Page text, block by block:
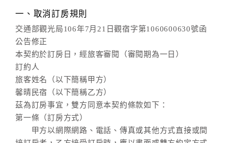
一、取消訂房規則
交通部觀光局106年7月21日觀宿字第1060600630號函
公告修正
本契約於訂房日，經旅客審閱（審閱期為一日）
訂約人
旅客姓名（以下簡稱甲方）
馨晴民宿（以下簡稱乙方）
茲為訂房事宜，雙方同意本契約條款如下：
第一條（訂房方式）
甲方以網際網路、電話、傳真或其他方式直接或間